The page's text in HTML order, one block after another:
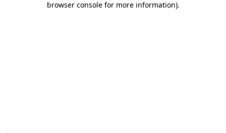
browser console for more information).